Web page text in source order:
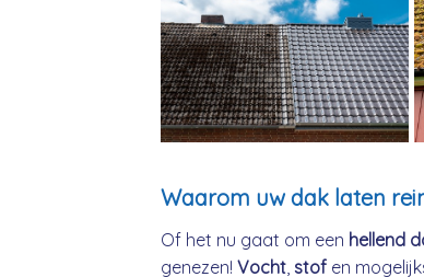
Waarom uw dak laten
Of het nu gaat om een hellend
genezen! Vocht stof en